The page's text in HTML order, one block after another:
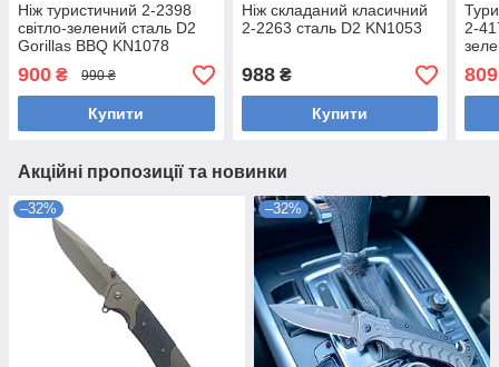
Ніж туристичний 2-2398
світло-зелений сталь D2
Gorillas BBQ KN1078
900 ₴ 990 ₴
Купити
Ніж складаний класичний
2-2263 сталь D2 KN1053
988₴
Купити
2-
809
Акційні пропозиції та новинки
–32% –32%